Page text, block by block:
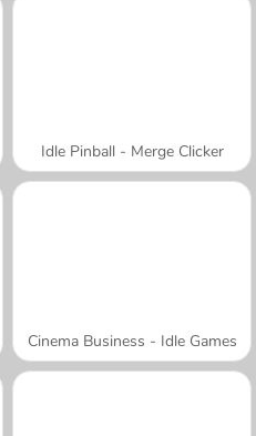
Idle Pinball - Merge Clicker
Cinema Business - Idle Games